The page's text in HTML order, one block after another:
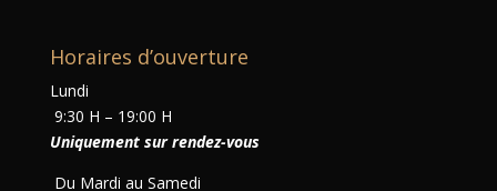
Horaires d’ouverture
Lundi
9:30 H – 19:00 H
Uniquement sur rendez-vous
Du Mardi au Samedi